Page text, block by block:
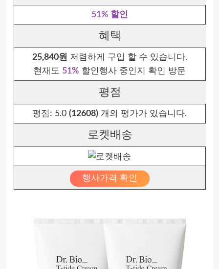
51% 할인
혜택
25,840원 저렴하게 구입 할 수 있습니다.
현재도 51% 할인행사 중인지 확인 방문
평점
평점: 5.0 (12608) 개의 평가가 있습니다.
로켓배송
행사가격 확인